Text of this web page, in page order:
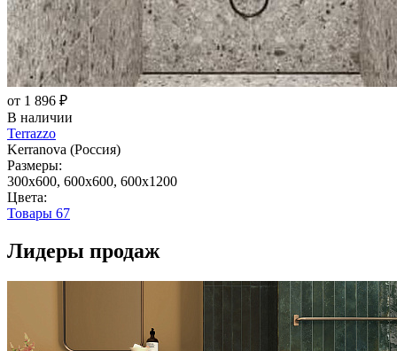
от 1 896 ₽
В наличии
Terrazzo
Kerranova (Россия)
Размеры:
300x600, 600x600, 600x1200
Цвета:
Товары 67
Лидеры продаж